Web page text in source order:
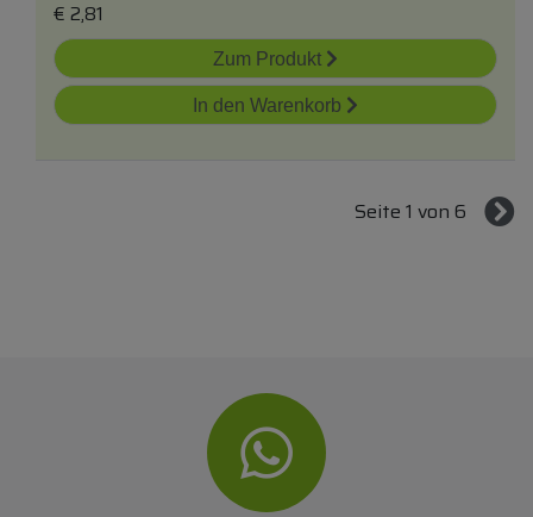
€ 2,81
Zum Produkt
In den Warenkorb
Seite 1 von 6